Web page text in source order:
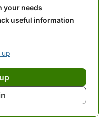
use Qiita more